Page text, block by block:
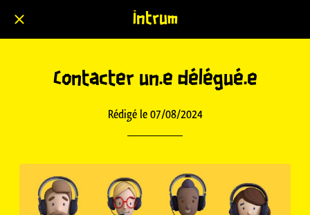
Intrum
Contacter un.e délégué.e
Rédigé le 07/08/2024